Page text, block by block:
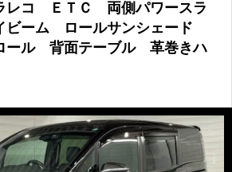
レコ ＥＴＣ 両側パワースラ
ビーム ロールサンシェード
ール 背面テーブル 革巻きハ